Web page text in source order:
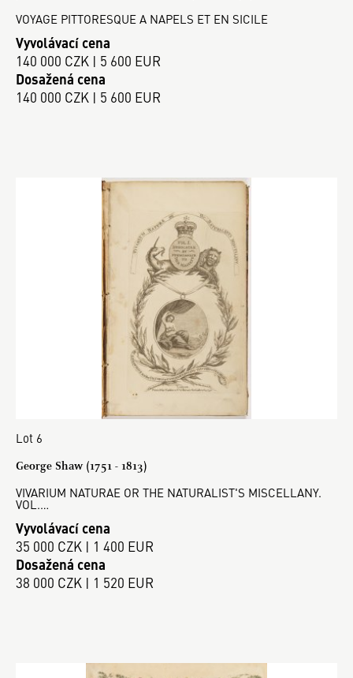
VOYAGE PITTORESQUE A NAPELS ET EN SICILE
Vyvolávací cena
140 000 CZK | 5 600 EUR
Dosažená cena
140 000 CZK | 5 600 EUR
Lot 6
George Shaw (1751 - 1813)
VIVARIUM NATURAE OR THE NATURALIST'S MISCELLANY.
VOL.…
Vyvolávací cena
35 000 CZK | 1 400 EUR
Dosažená cena
38 000 CZK | 1 520 EUR